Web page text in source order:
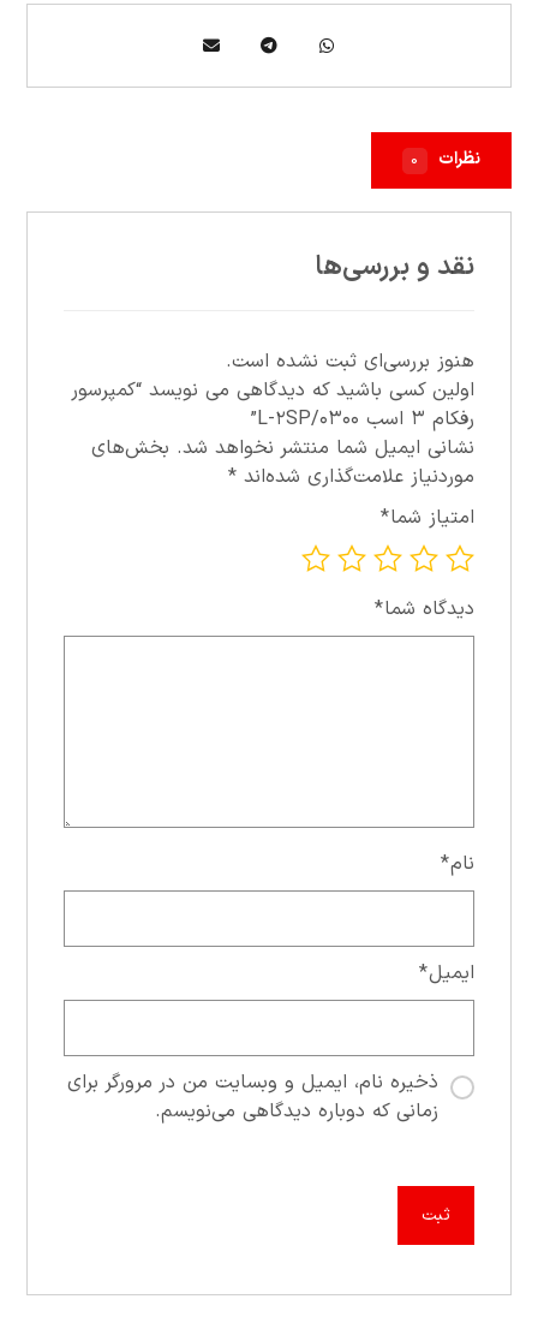
نظرات ۰
نقد و بررسی‌ها
هنوز بررسی‌ای ثبت نشده است.
اولین کسی باشید که دیدگاهی می نویسد “کمپرسور
رفکام ۳ اسب ۰۳۰۰/L-۲SP”
نشانی ایمیل شما منتشر نخواهد شد. بخش‌های
موردنیاز علامت‌گذاری شده‌اند*
امتیاز شما*
دیدگاه شما*
نام*
ایمیل*
ذخیره نام، ایمیل و وبسایت من در مرورگر برای
زمانی که دوباره دیدگاهی می‌نویسم.